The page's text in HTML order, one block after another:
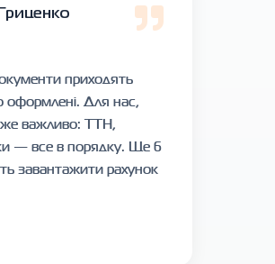
приходять
оформлені. Для нас,
важливо: ТТН,
— все в порядку. Ще б
завантажити рахунок